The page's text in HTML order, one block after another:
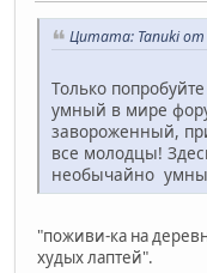
Цитата: Tanuki от
Только
умный в мире
завороженный,
все молодцы!
необычайно
"поживи-ка на
худых лаптей".